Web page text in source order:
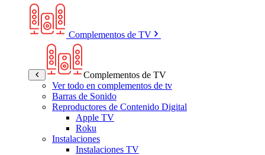
Complementos de TV
Complementos de TV
Ver todo en complementos de tv
Barras de Sonido
Reproductores de Contenido Digital
Apple TV
Roku
Instalaciones
Instalaciones TV